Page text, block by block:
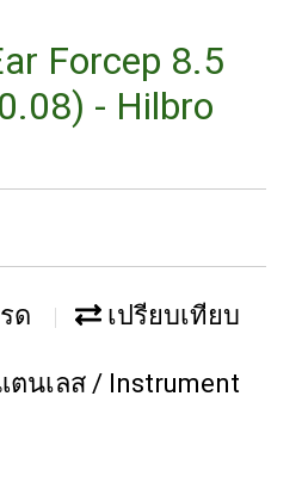
Forcep 8.5
- Hilbro
ด เปรียบเทียบ
นเลส / Instrument